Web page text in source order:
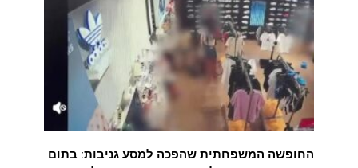
החופשה המשפחתית שהפכה למסע גניבות: בתום